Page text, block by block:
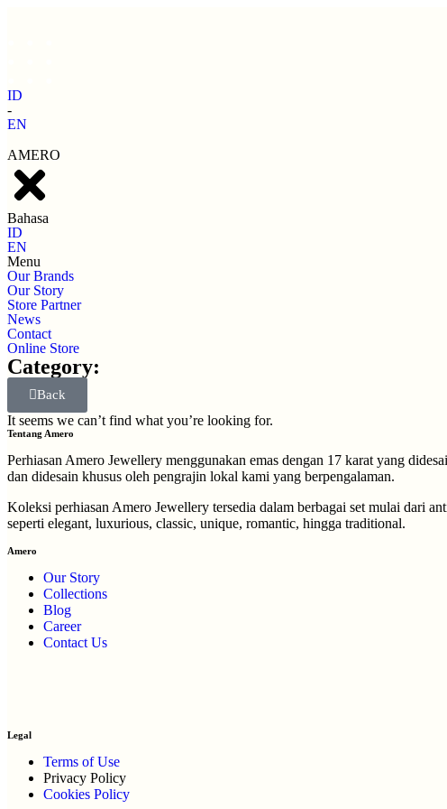
ID
-
EN
AMERO
Bahasa
ID
EN
Menu
Our Brands
Our Story
Store Partner
News
Contact
Online Store
Category:
Back
It seems we can’t find what you’re looking for.
Tentang Amero
Perhiasan Amero Jewellery menggunakan emas dengan 17 karat yang
dan didesain khusus oleh pengrajin lokal kami yang berpengalaman.
Koleksi perhiasan Amero Jewellery tersedia dalam berbagai set mulai dari
seperti elegant, luxurious, classic, unique, romantic, hingga traditional.
Amero
Our Story
Collections
Blog
Career
Contact Us
Legal
Terms of Use
Privacy Policy
Cookies Policy